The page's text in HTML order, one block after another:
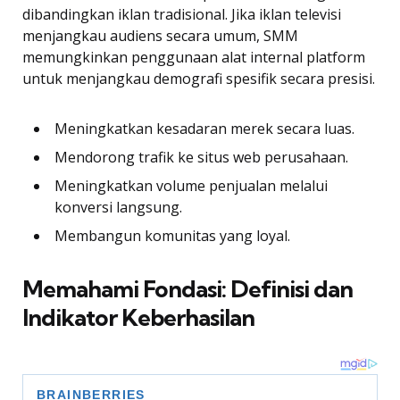
dibandingkan iklan tradisional. Jika iklan televisi
menjangkau audiens secara umum, SMM
memungkinkan penggunaan alat internal platform
untuk menjangkau demografi spesifik secara presisi.
Meningkatkan kesadaran merek secara luas.
Mendorong trafik ke situs web perusahaan.
Meningkatkan volume penjualan melalui
konversi langsung.
Membangun komunitas yang loyal.
Memahami Fondasi: Definisi dan
Indikator Keberhasilan